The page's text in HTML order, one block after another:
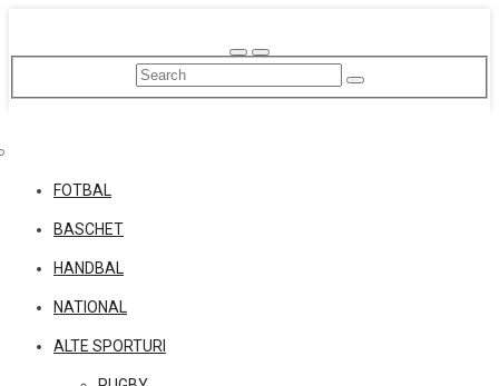
content
FOTBAL
BASCHET
HANDBAL
NATIONAL
ALTE SPORTURI